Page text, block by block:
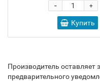
+
-
Купить
Производитель оставляет
предварительного